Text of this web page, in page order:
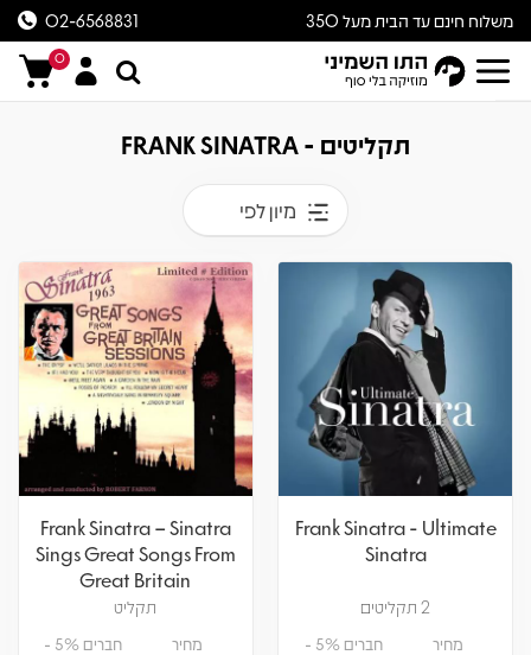
משלוח חינם עד הבית מעל 350
ש״ח
02-6568831
0
תקליטים - FRANK SINATRA
מיון לפי
Frank Sinatra - Ultimate
Sinatra
2 תקליטים
מחיר חברים 5% -
Frank Sinatra – Sinatra
Sings Great Songs From
Great Britain
תקליט
מחיר חברים 5% -